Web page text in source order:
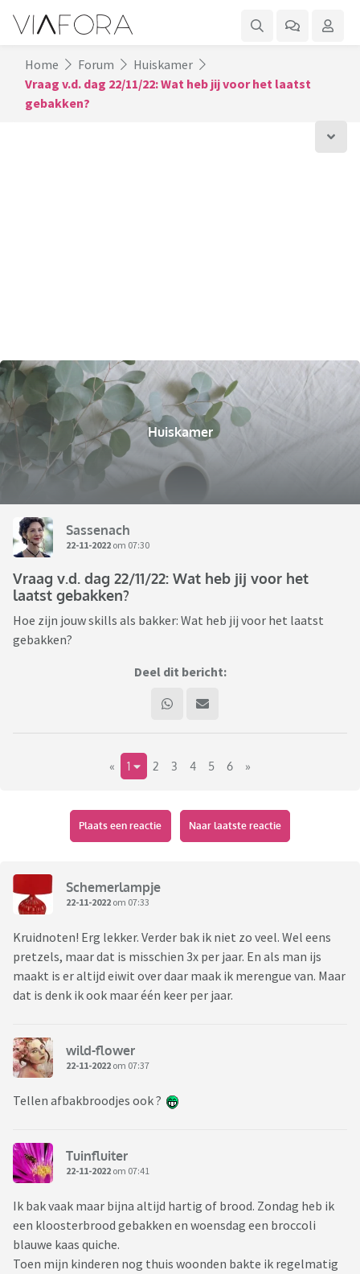
Home Forum
Huiskamer
Vraag v.d. dag 22/11/22: Wat heb jij voor het laatst
gebakken?
Huiskamer
Sassenach
22-11-2022 om 07:30
Vraag v.d. dag 22/11/22: Wat heb jij voor het
laatst gebakken?
Hoe zijn jouw skills als bakker: Wat heb jij voor het laatst
gebakken?
Deel dit bericht:
« 1 2 3 4 5 6 »
Plaats een reactie Naar laatste reactie
Schemerlampje
22-11-2022 om 07:33
Kruidnoten! Erg lekker. Verder bak ik niet zo veel. Wel eens
pretzels, maar dat is misschien 3x per jaar. En als man ijs
maakt is er altijd eiwit over daar maak ik merengue van. Maar
dat is denk ik ook maar één keer per jaar.
wild-flower
22-11-2022 om 07:37
Tellen afbakbroodjes ook ?
Tuinfluiter
22-11-2022 om 07:41
Ik bak vaak maar bijna altijd hartig of brood. Zondag heb ik
een kloosterbrood gebakken en woensdag een broccoli
blauwe kaas quiche.
Toen mijn kinderen nog thuis woonden bakte ik regelmatig